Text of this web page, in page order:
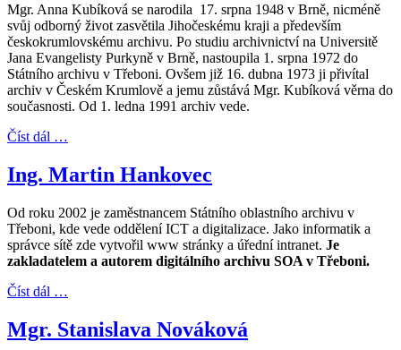
Mgr. Anna Kubíková se narodila 17. srpna 1948 v Brně, nicméně
svůj odborný život zasvětila Jihočeskému kraji a především
českokrumlovskému archivu. Po studiu archivnictví na Universitě
Jana Evangelisty Purkyně v Brně, nastoupila 1. srpna 1972 do
Státního archivu v Třeboni. Ovšem již 16. dubna 1973 ji přivítal
archiv v Českém Krumlově a jemu zůstává Mgr. Kubíková věrna do
současnosti. Od 1. ledna 1991 archiv vede.
Číst dál …
Ing. Martin Hankovec
Od roku 2002 je zaměstnancem Státního oblastního archivu v
Třeboni, kde vede oddělení ICT a digitalizace. Jako informatik a
správce sítě zde vytvořil www stránky a úřední intranet. Je
zakladatelem a autorem digitálního archivu SOA v Třeboni.
Číst dál …
Mgr. Stanislava Nováková